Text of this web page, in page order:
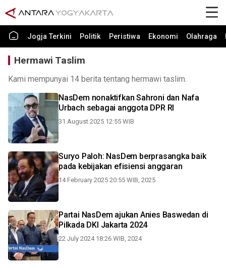
Jogja Terkini Politik Peristiwa Ekonomi Olahraga
Hermawi Taslim
Kami mempunyai 14 berita tentang hermawi taslim.
NasDem nonaktifkan Sahroni dan Nafa
Urbach sebagai anggota DPR RI
31 August 2025 12:55 WIB
Suryo Paloh: NasDem berprasangka baik
pada kebijakan efisiensi anggaran
14 February 2025 20:55 WIB, 2025
Partai NasDem ajukan Anies Baswedan di
Pilkada DKI Jakarta 2024
22 July 2024 18:26 WIB, 2024